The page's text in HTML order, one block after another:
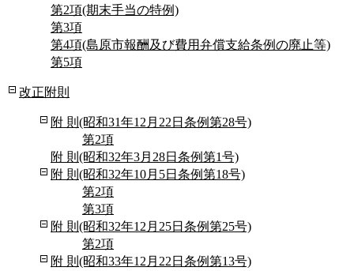
第2項(期末手当の特例)
第3項
第4項(島原市報酬及び費用弁償支給条例の廃止等)
第5項
改正附則
附 則(昭和31年12月22日条例第28号)
第2項
附 則(昭和32年3月28日条例第1号)
附 則(昭和32年10月5日条例第18号)
第2項
第3項
附 則(昭和32年12月25日条例第25号)
第2項
附 則(昭和33年12月22日条例第13号)